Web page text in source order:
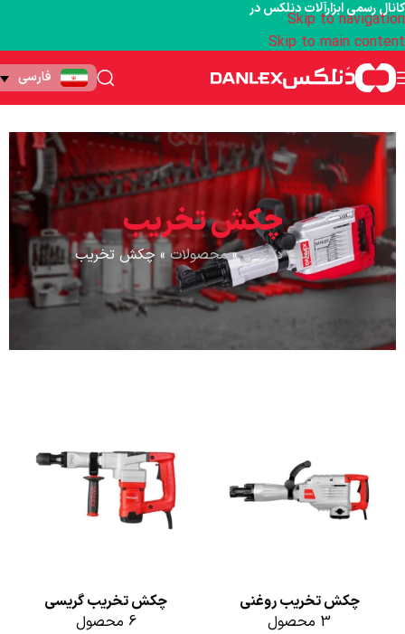
Skip to navigation
Skip to main content
کانال رسمی ابزارآلات دنلکس در
فارسی
چکش تخریب
ابزارآلات دنلکس»محصولات » چکش تخریب
چکش تخریب روغنی
3 محصول
چکش تخریب گریسی
6 محصول